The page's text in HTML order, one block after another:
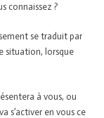
connaissez ?
se traduit par
situation, lorsque
à vous, ou
s’activer en vous ce